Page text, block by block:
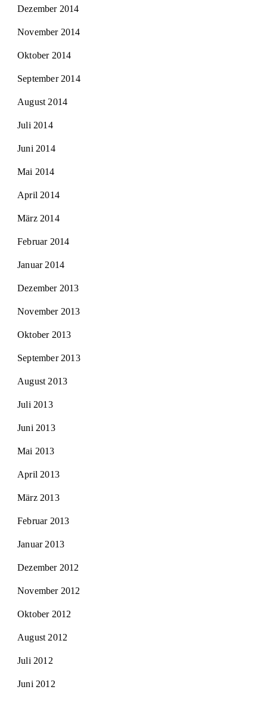
Dezember 2014
November 2014
Oktober 2014
September 2014
August 2014
Juli 2014
Juni 2014
Mai 2014
April 2014
März 2014
Februar 2014
Januar 2014
Dezember 2013
November 2013
Oktober 2013
September 2013
August 2013
Juli 2013
Juni 2013
Mai 2013
April 2013
März 2013
Februar 2013
Januar 2013
Dezember 2012
November 2012
Oktober 2012
August 2012
Juli 2012
Juni 2012